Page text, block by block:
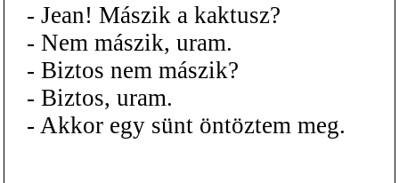
- Jean! Mászik a kaktusz?
- Nem mászik, uram.
- Biztos nem mászik?
- Biztos, uram.
- Akkor egy sünt öntöztem meg.